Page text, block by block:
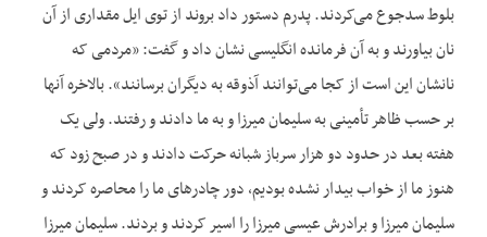
بلوط سدجوع می‌‌کردند. پدرم دستور داد بروند از توی ایل مقداری از آن
نان بیاورند و به آن فرمانده انگلیسی نشان داد و گفت: «مردمی که
نانشان این است از کجا می‌‌توانند آذوقه به دیگران برسانند». بالاخره آنها
بر حسب ظاهر تأمینی به سلیمان میرزا و به ما دادند و رفتند. ولی یک
هفته بعد در حدود دو هزار سرباز شبانه حرکت دادند و در صبح زود که
هنوز ما از خواب بیدار نشده بودیم، دور چادرهای ما را محاصره کردند و
سلیمان میرزا و برادرش عیسی میرزا را اسیر کردند و بردند. سلیمان میرزا